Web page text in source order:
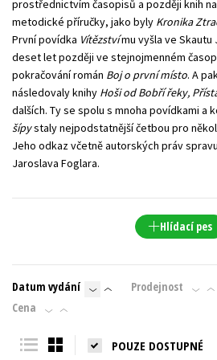
prostřednictvím časopisů a později knih
metodické příručky, jako byly Kronika
První povídka Vítězstvímu vyšla ve Skautu
deset let později ve stejnojmenném
pokračování román Boj o první místo. A
následovaly knihy Hoši od Bobří řeky,
dalších. Ty se spolu s mnoha povídkami a
šípystaly nejpodstatnější četbou pro
Jeho odkaz včetně autorských práv
Jaroslava Foglara.
Hlídací pes
Datum vydání Prodejnost
Cena
POUZE DOSTUPNÉ